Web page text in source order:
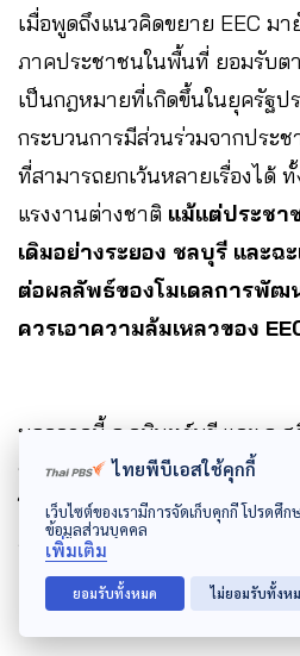
เมื่อพูดถึงแนวคิดขยาย EEC ม
ภาคประชาชนในพื้นที่ ยอมรับต
เป็นกฎหมายที่เกิดขึ้นในยุครัฐป
กระบวนการมีส่วนร่วมจากประ
ที่สามารถยกเว้นหลายเรื่องได้
แรงงานต่างชาติ แม้แต่ประชา
เดิมอย่างระยอง ชลบุรี และฉ
ต่อผลลัพธ์ของโมเดลการพัฒ
ควรเอาความล้มเหลวของ
นอกจากนี้ อ.กบินทร์บุรี และ อ.ศ
หมายของการขยาย EEC ปัจจุ
โรงหลอมและโรงคัดแยกขยะไป
อุตสาหกรรมเข้ามาเพิ่มก็จะยิ่ง
เดิม
ไทยพีบีเอสใช้คุกกี้
เว็บไซต์ของเรามีการจัดเก็บคุกกี้ โปรดศึ
ข้อมูลส่วนบุคคล
เพิ่มเติม
ยอมรับทั้งหมด ไม่ยอมรับทั้งห